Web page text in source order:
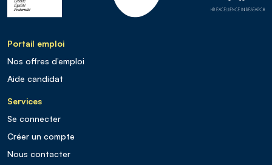
Portail emploi
Nos offres d’emploi
Aide candidat
Services
Se connecter
Créer un compte
Nous contacter